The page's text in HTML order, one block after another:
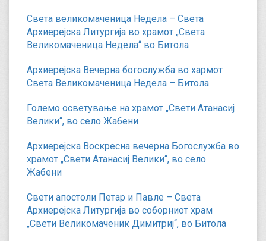
Света великомаченица Недела – Света
Архиерејска Литургија во храмот „Света
Великомаченица Недела“ во Битола
Архиерејска Вечерна богослужба во хармот
Света Великомаченица Недела – Битола
Големо осветување на храмот „Свети Атанасиј
Велики“, во село Жабени
Архиерејска Воскресна вечерна Богослужба во
храмот „Свети Атанасиј Велики“, во село
Жабени
Свети апостоли Петар и Павле – Света
Архиерејска Литургија во соборниот храм
„Свети Великомаченик Димитриј“, во Битола